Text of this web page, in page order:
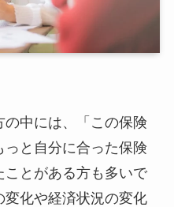
中には、「この保険
と自分に合った保険
とがある方も多いで
変化や経済状況の変化